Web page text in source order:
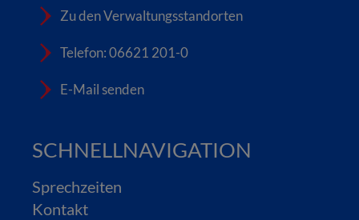
Zu den Verwaltungsstandorten
Telefon: 06621 201-0
E-Mail senden
SCHNELLNAVIGATION
Sprechzeiten
Kontakt